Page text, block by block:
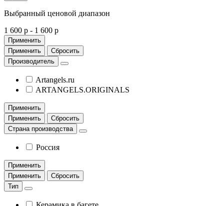
Выбранный ценовой диапазон
1 600 р - 1 600 р
Применить
Применить
Сбросить
Производитель
Artangels.ru
ARTANGELS.ORIGINALS
Применить
Применить
Сбросить
Страна производства
Россия
Применить
Применить
Сбросить
Тип